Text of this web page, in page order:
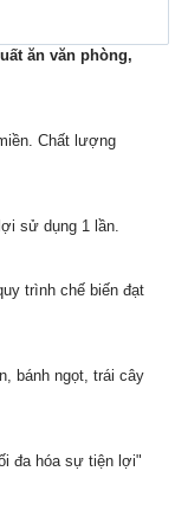
ăn văn phòng,
Chất lượng
sử dụng 1 lần.
trình chế biến đạt
bánh ngọt, trái cây
đa hóa sự tiện lợi"